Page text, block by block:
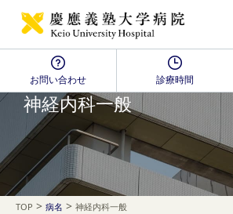
お問い合わせ 診療時間
Disease Name Search
神経内科一般
TOP > 病名 > 神経内科一般